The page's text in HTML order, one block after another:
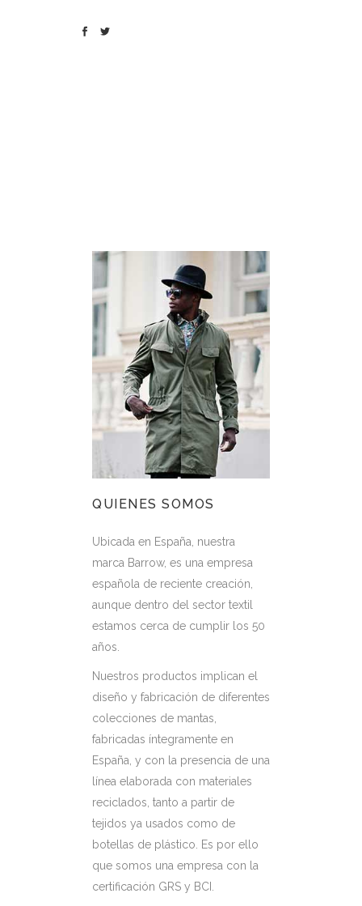
QUIENES SOMOS
Ubicada en España, nuestra
marca Barrow, es una empresa
española de reciente creación,
aunque dentro del sector textil
estamos cerca de cumplir los 50
años.
Nuestros productos implican el
diseño y fabricación de diferentes
colecciones de mantas,
fabricadas íntegramente en
España, y con la presencia de una
línea elaborada con materiales
reciclados, tanto a partir de
tejidos ya usados como de
botellas de plástico. Es por ello
que somos una empresa con la
certificación GRS y BCI.